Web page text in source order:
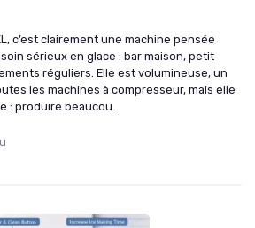
c’est clairement une machine pensée
sérieux en glace : bar maison, petit
réguliers. Elle est volumineuse, un
les machines à compresseur, mais elle
: produire beaucou...